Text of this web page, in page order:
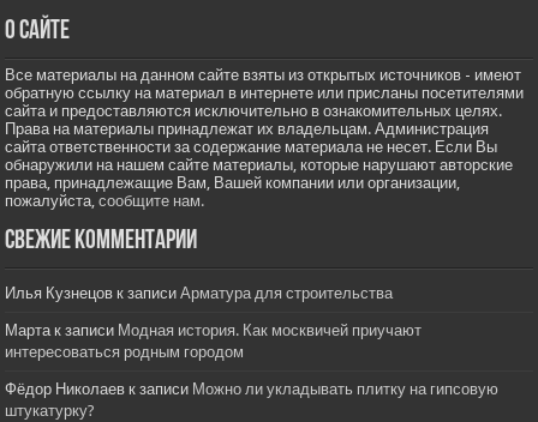
О сайте
Все материалы на данном сайте взяты из открытых источников - имеют
обратную ссылку на материал в интернете или присланы посетителями
сайта и предоставляются исключительно в ознакомительных целях.
Права на материалы принадлежат их владельцам. Администрация
сайта ответственности за содержание материала не несет. Если Вы
обнаружили на нашем сайте материалы, которые нарушают авторские
права, принадлежащие Вам, Вашей компании или организации,
пожалуйста,сообщите нам.
Свежие комментарии
Илья Кузнецов к записиАрматура для строительства
Мартак записи Модная история. Как москвичей приучают
интересоваться родным городом
Фёдор Николаев к записи Можно ли укладывать плитку на гипсовую
штукатурку?